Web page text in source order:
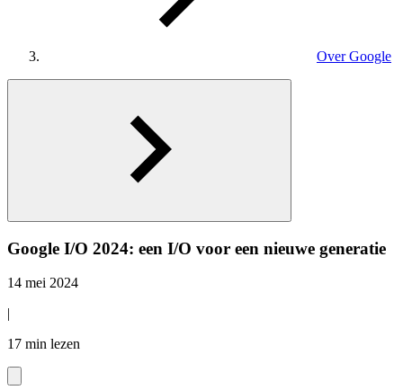
Over Google
Google I/O 2024: een I/O voor een nieuwe generatie
14 mei 2024
|
17 min lezen